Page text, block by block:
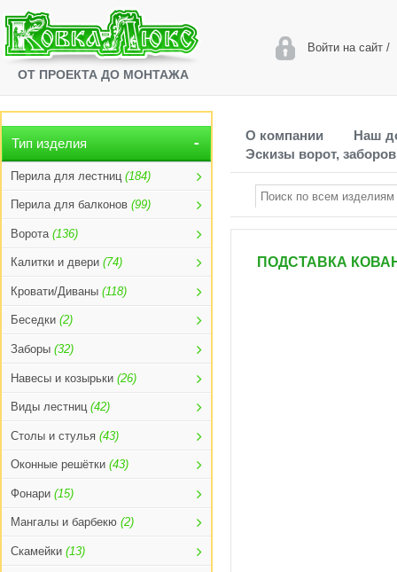
ОТ ПРОЕКТА ДО МОНТАЖА
Войти на сайт/
Тип изделия
Перила для лестниц (184)
Перила для балконов (99)
Ворота (136)
Калитки и двери (74)
Кровати/Диваны (118)
Беседки (2)
Заборы (32)
Навесы и козырьки (26)
Виды лестниц (42)
Столы и стулья (43)
Оконные решётки (43)
Фонари (15)
Мангалы и барбекю (2)
Скамейки (13)
О компании
Наш
Эскизы ворот, заборов
ПОДСТАВКА